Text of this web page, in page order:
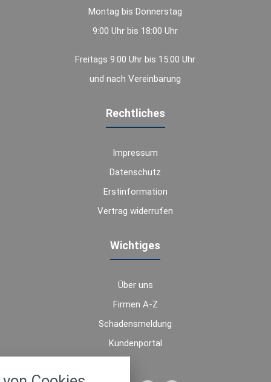
Montag bis Donnerstag
9:00 Uhr bis 18:00 Uhr
Freitags 9:00 Uhr bis 15:00 Uhr
und nach Vereinbarung
Rechtliches
Impressum
Datenschutz
Erstinformation
Vertrag widerrufen
Wichtiges
Über uns
Firmen A-Z
Schadensmeldung
Kundenportal